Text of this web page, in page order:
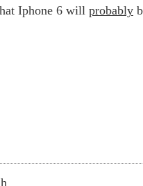
Iphone 6 will probably